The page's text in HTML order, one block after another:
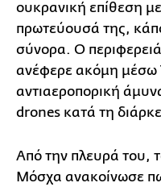
ουκρανική επίθεση
πρωτεύουσά της,
σύνορα. Ο
ανέφερε ακόμη μέσω
αντιαεροπορική
drones κατά τη
Από την πλευρά του,
Μόσχα ανακοίνωσε